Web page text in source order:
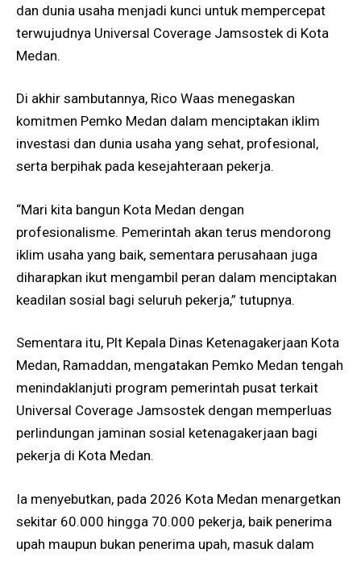
dan dunia usaha menjadi kunci untuk mempercepat
terwujudnya Universal Coverage Jamsostek di Kota
Medan.
Di akhir sambutannya, Rico Waas menegaskan
komitmen Pemko Medan dalam menciptakan iklim
investasi dan dunia usaha yang sehat, profesional,
serta berpihak pada kesejahteraan pekerja.
“Mari kita bangun Kota Medan dengan
profesionalisme. Pemerintah akan terus mendorong
iklim usaha yang baik, sementara perusahaan juga
diharapkan ikut mengambil peran dalam menciptakan
keadilan sosial bagi seluruh pekerja,” tutupnya.
Sementara itu, Plt Kepala Dinas Ketenagakerjaan Kota
Medan, Ramaddan, mengatakan Pemko Medan tengah
menindaklanjuti program pemerintah pusat terkait
Universal Coverage Jamsostek dengan memperluas
perlindungan jaminan sosial ketenagakerjaan bagi
pekerja di Kota Medan.
Ia menyebutkan, pada 2026 Kota Medan menargetkan
sekitar 60.000 hingga 70.000 pekerja, baik penerima
upah maupun bukan penerima upah, masuk dalam